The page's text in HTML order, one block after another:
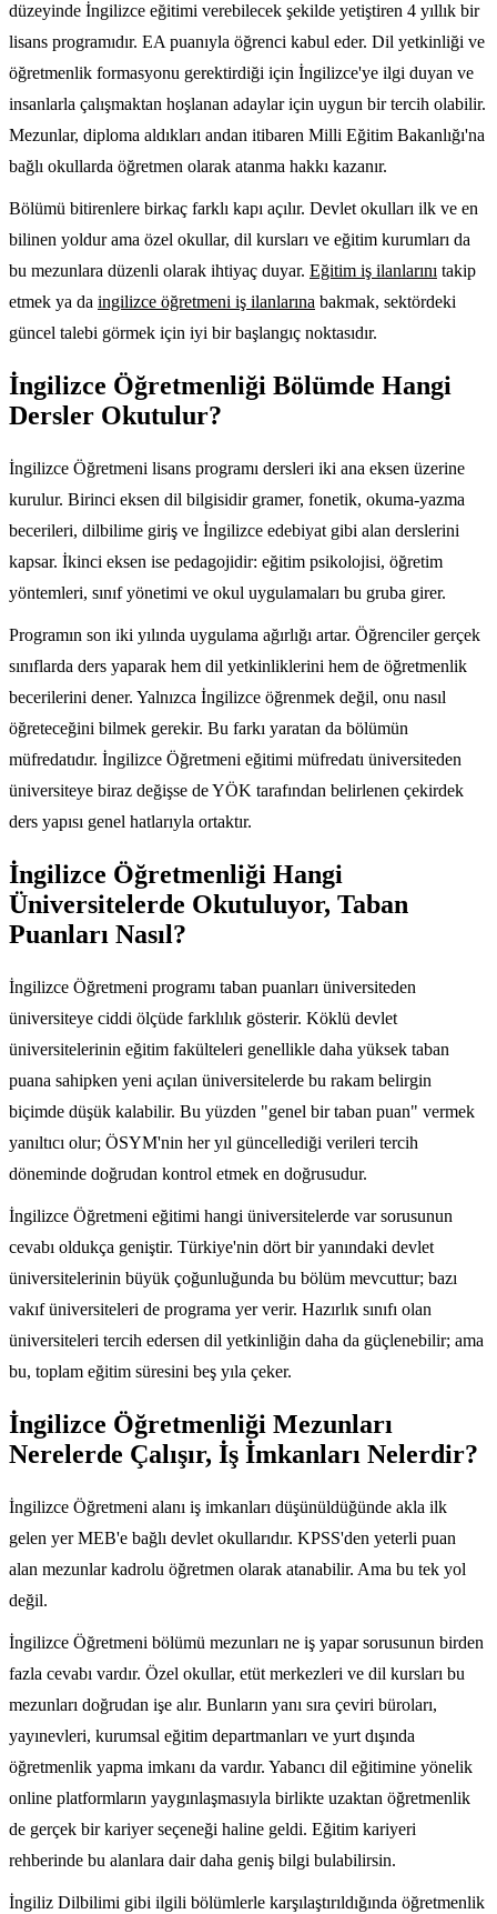
düzeyinde İngilizce eğitimi verebilecek şekilde yetiştiren 4 yıllık bir
lisans programıdır. EA puanıyla öğrenci kabul eder. Dil yetkinliği ve
öğretmenlik formasyonu gerektirdiği için İngilizce'ye ilgi duyan ve
insanlarla çalışmaktan hoşlanan adaylar için uygun bir tercih olabilir.
Mezunlar, diploma aldıkları andan itibaren Milli Eğitim Bakanlığı'na
bağlı okullarda öğretmen olarak atanma hakkı kazanır.
Bölümü bitirenlere birkaç farklı kapı açılır. Devlet okulları ilk ve en
bilinen yoldur ama özel okullar, dil kursları ve eğitim kurumları da
bu mezunlara düzenli olarak ihtiyaç duyar. Eğitim iş ilanlarını takip
etmek ya da ingilizce öğretmeni iş ilanlarına bakmak, sektördeki
güncel talebi görmek için iyi bir başlangıç noktasıdır.
İngilizce Öğretmenliği Bölümde Hangi
Dersler Okutulur?
İngilizce Öğretmeni lisans programı dersleri iki ana eksen üzerine
kurulur. Birinci eksen dil bilgisidir gramer, fonetik, okuma-yazma
becerileri, dilbilime giriş ve İngilizce edebiyat gibi alan derslerini
kapsar. İkinci eksen ise pedagojidir: eğitim psikolojisi, öğretim
yöntemleri, sınıf yönetimi ve okul uygulamaları bu gruba girer.
Programın son iki yılında uygulama ağırlığı artar. Öğrenciler gerçek
sınıflarda ders yaparak hem dil yetkinliklerini hem de öğretmenlik
becerilerini dener. Yalnızca İngilizce öğrenmek değil, onu nasıl
öğreteceğini bilmek gerekir. Bu farkı yaratan da bölümün
müfredatıdır. İngilizce Öğretmeni eğitimi müfredatı üniversiteden
üniversiteye biraz değişse de YÖK tarafından belirlenen çekirdek
ders yapısı genel hatlarıyla ortaktır.
İngilizce Öğretmenliği Hangi
Üniversitelerde Okutuluyor, Taban
Puanları Nasıl?
İngilizce Öğretmeni programı taban puanları üniversiteden
üniversiteye ciddi ölçüde farklılık gösterir. Köklü devlet
üniversitelerinin eğitim fakülteleri genellikle daha yüksek taban
puana sahipken yeni açılan üniversitelerde bu rakam belirgin
biçimde düşük kalabilir. Bu yüzden "genel bir taban puan" vermek
yanıltıcı olur; ÖSYM'nin her yıl güncellediği verileri tercih
döneminde doğrudan kontrol etmek en doğrusudur.
İngilizce Öğretmeni eğitimi hangi üniversitelerde var sorusunun
cevabı oldukça geniştir. Türkiye'nin dört bir yanındaki devlet
üniversitelerinin büyük çoğunluğunda bu bölüm mevcuttur; bazı
vakıf üniversiteleri de programa yer verir. Hazırlık sınıfı olan
üniversiteleri tercih edersen dil yetkinliğin daha da güçlenebilir; ama
bu, toplam eğitim süresini beş yıla çeker.
İngilizce Öğretmenliği Mezunları
Nerelerde Çalışır, İş İmkanları Nelerdir?
İngilizce Öğretmeni alanı iş imkanları düşünüldüğünde akla ilk
gelen yer MEB'e bağlı devlet okullarıdır. KPSS'den yeterli puan
alan mezunlar kadrolu öğretmen olarak atanabilir. Ama bu tek yol
değil.
İngilizce Öğretmeni bölümü mezunları ne iş yapar sorusunun birden
fazla cevabı vardır. Özel okullar, etüt merkezleri ve dil kursları bu
mezunları doğrudan işe alır. Bunların yanı sıra çeviri büroları,
yayınevleri, kurumsal eğitim departmanları ve yurt dışında
öğretmenlik yapma imkanı da vardır. Yabancı dil eğitimine yönelik
online platformların yaygınlaşmasıyla birlikte uzaktan öğretmenlik
de gerçek bir kariyer seçeneği haline geldi. Eğitim kariyeri
rehberinde bu alanlara dair daha geniş bilgi bulabilirsin.
İngiliz Dilbilimi gibi ilgili bölümlerle karşılaştırıldığında öğretmenlik